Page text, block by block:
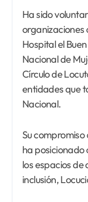
Ha sido
organizaciones
Hospital el
Nacional de
Círculo de
entidades que
Nacional.
Su compromiso
ha posicionado
los espacios
inclusión,